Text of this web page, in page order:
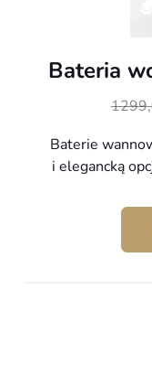
Bateria
Baterie
i elegancką